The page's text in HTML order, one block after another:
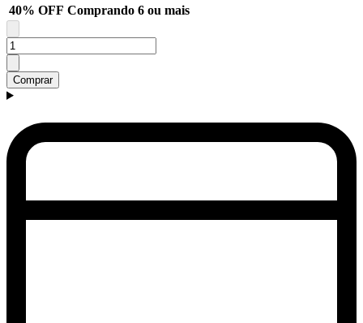
40% OFF Comprando 6 ou mais
Comprar